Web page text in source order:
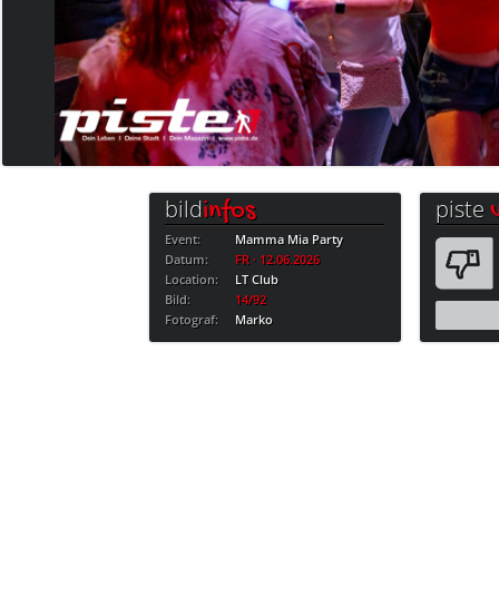
bildinfos
Event:
Mamma Mia Party
Datum:
FR · 12.06.2026
Location:
LT Club
Bild:
14/92
Fotograf:
Marko
piste